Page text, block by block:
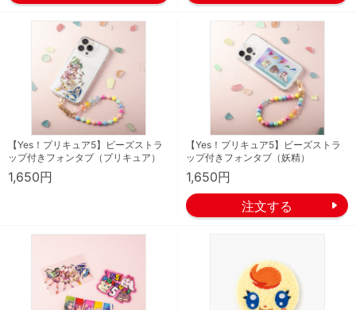
【Yes！プリキュア5】ビーズストラ
ップ付きフォンタブ（プリキュア）
1,650円
【Yes！プリキュア5】ビーズストラ
ップ付きフォンタブ（妖精）
1,650円